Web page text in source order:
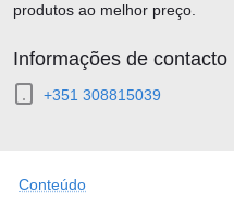
Conteúdo
produtos ao melhor preço.
Informações de
+351 308815039